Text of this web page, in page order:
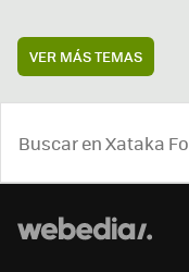
VER MÁS TEMAS